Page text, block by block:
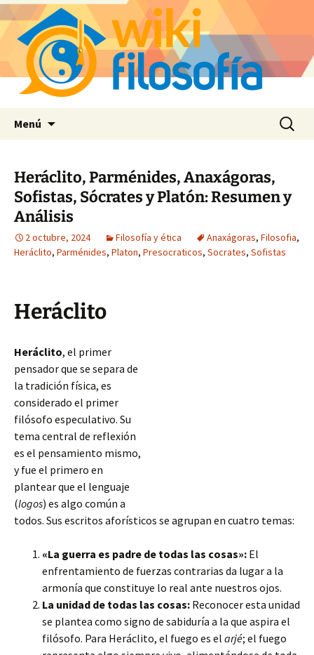
Menú Buscar:
Heráclito, Parménides, Anaxágoras,
Sofistas, Sócrates y Platón: Resumen y
Análisis
2 octubre, 2024 Filosofía y ética Anaxágoras, Filosofia,
Heráclito, Parménides, Platon, Presocraticos, Socrates, Sofistas
Heráclito
Heráclito, el primer
pensador que se separa de
la tradición física, es
considerado el primer
filósofo especulativo. Su
tema central de reflexión
es el pensamiento mismo,
y fue el primero en
plantear que el lenguaje
(logos) es algo común a
todos. Sus escritos aforísticos se agrupan en cuatro temas:
«La guerra es padre de todas las cosas»: El
enfrentamiento de fuerzas contrarias da lugar a la
armonía que constituye lo real ante nuestros ojos.
La unidad de todas las cosas: Reconoceresta unidad
se plantea como signo de sabiduría a la que aspira el
filósofo. Para Heráclito, el fuego es el arjé; el fuego